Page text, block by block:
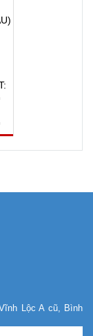
Lộc A cũ, Bình